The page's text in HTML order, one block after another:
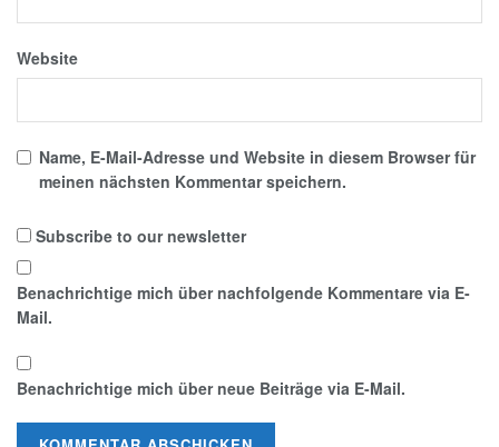
Website
Name, E-Mail-Adresse und Website in diesem Browser für
meinen nächsten Kommentar speichern.
Subscribe to our newsletter
Benachrichtige mich über nachfolgende Kommentare via E-
Mail.
Benachrichtige mich über neue Beiträge via E-Mail.